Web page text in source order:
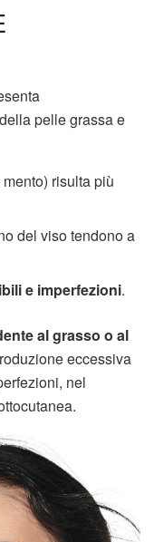
pelle grassa e
risulta più
del viso tendono a
e imperfezioni.
al grasso o al
eccessiva
nel